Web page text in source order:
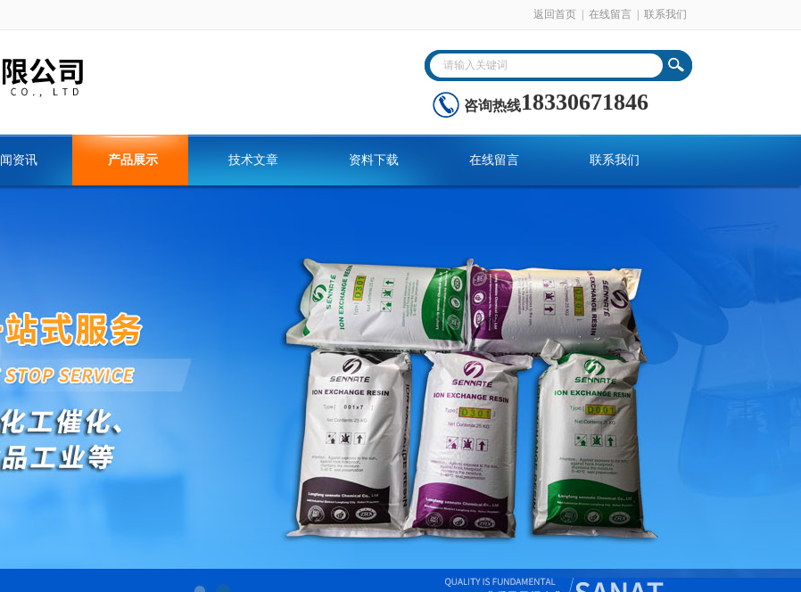
返回首页 在线留言 联系我们
咨询热线18330671846
资讯 产品展示 技术文章 资料下载 在线留言 联系我们